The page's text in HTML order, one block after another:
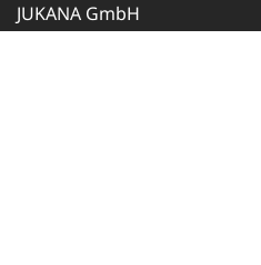
JUKANA GmbH